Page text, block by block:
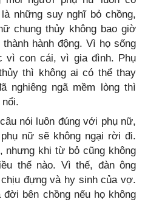
những suy nghĩ bỏ chồng,
chung thủy không bao giờ
hành động. Vì họ sống
vì con cái, vì gia đình. Phụ
thì không ai có thể thay
nghiêng ngã mềm lòng thì
nói luôn đúng với phụ nữ,
nữ sẽ không ngại rời đi.
nhưng khi từ bỏ cũng không
thế nào. Vì thế, đàn ông
đựng và hy sinh của vợ.
bên chồng nếu họ không